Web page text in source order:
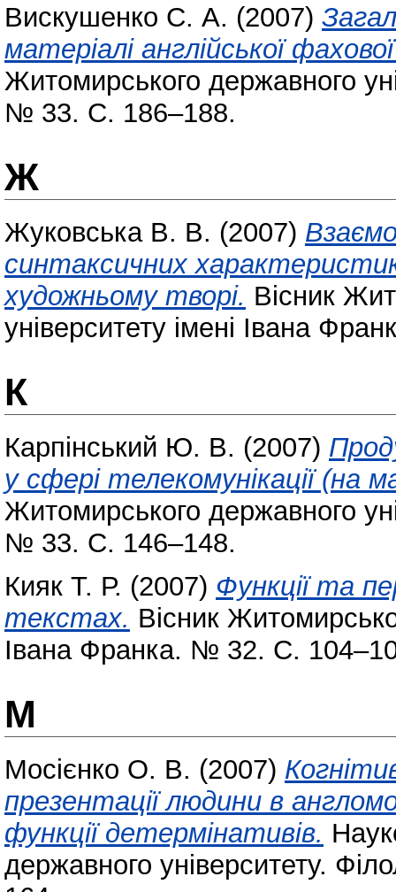
Вискушенко С. А. (2007)
матеріалі англійської
Житомирського державного
№ 33. С. 186–188.
Ж
Жуковська В. В. (2007)
синтаксичних характеристик
художньому творі. Вісник
університету імені Івана
К
Карпінський Ю. В. (2007)
у сфері телекомунікації (на
Житомирського державного
№ 33. С. 146–148.
Кияк Т. Р. (2007) Функції та
текстах. Вісник
Івана Франка. № 32. С.
М
Мосієнко О. В. (2007)
презентації людини в
функції детермінативів.
державного університету.